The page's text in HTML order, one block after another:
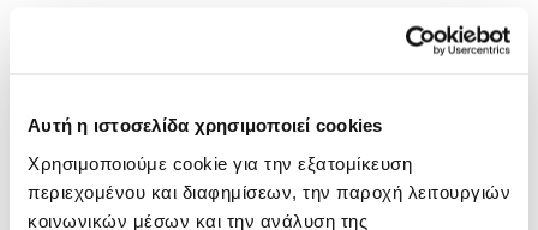
Αυτή η ιστοσελίδα χρησιμοποιεί cookies
Χρησιμοποιούμε cookie για την εξατομίκευση
περιεχομένου και διαφημίσεων, την παροχή λειτουργιών
κοινωνικών μέσων και την ανάλυση της
Newsletter
και ενημερωθείτε πρώτοι για τις νέες μας προσφορές !